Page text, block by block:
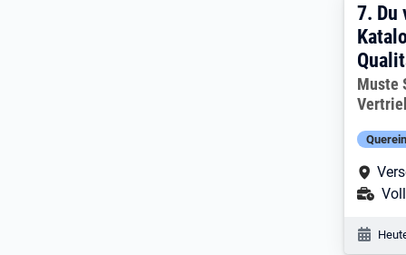
7.
7.
Muste